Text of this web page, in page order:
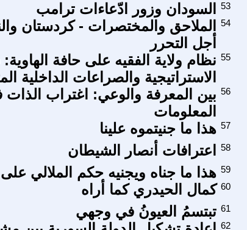
السودان وزور ادّعاءات ترامب
53
الملاحق والمختصرات - كردستان
أجل التحرر
54
نظام ولاية الفقيه على حافة
الاستراتيجية والصراعات الداخلية
55
بين المعرفة والوعي: اغتراب
المعلومات
56
هذا ما جنيتموه علينا 57
اعترافات أنصار الشيطان 58
هذا ما جناه ويجنيه حکم الملالي 59
كمال الحيدري كما أراه 60
تبتسمُ العيونُ في وجهي 61
62